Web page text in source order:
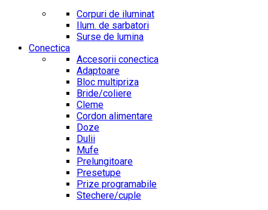
Corpuri de iluminat
Ilum. de sarbatori
Surse de lumina
Conectica
Accesorii conectica
Adaptoare
Bloc multipriza
Bride/coliere
Cleme
Cordon alimentare
Doze
Dulii
Mufe
Prelungitoare
Presetupe
Prize programabile
Stechere/cuple